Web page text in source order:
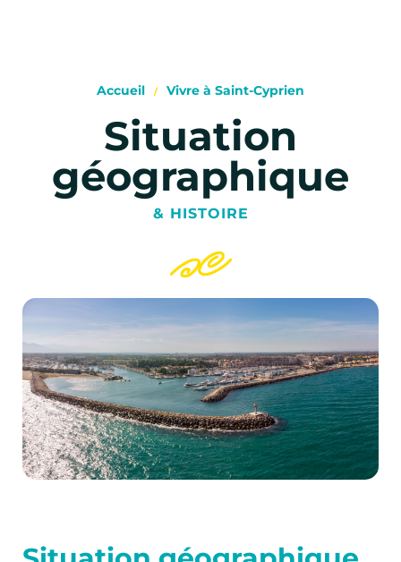
Accueil Vivre à Saint-Cyprien
Situation
géographique
& HISTOIRE